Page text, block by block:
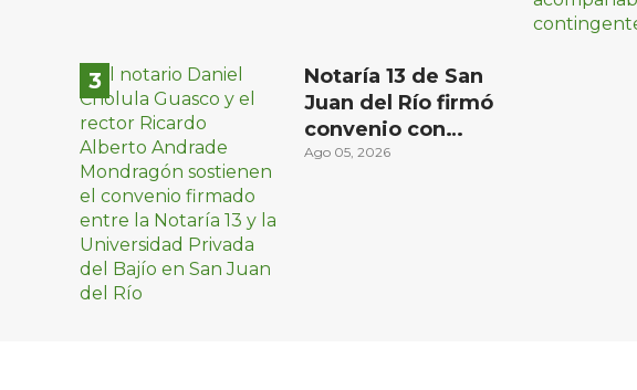
Notaría 13 de San
Juan del Río firmó
convenio con
Universidad
Ago 05, 2026